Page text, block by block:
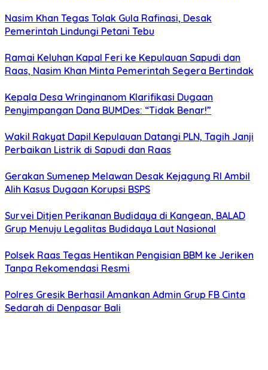
Nasim Khan Tegas Tolak Gula Rafinasi, Desak
Pemerintah Lindungi Petani Tebu
Ramai Keluhan Kapal Feri ke Kepulauan Sapudi dan
Raas, Nasim Khan Minta Pemerintah Segera Bertindak
Kepala Desa Wringinanom Klarifikasi Dugaan
Penyimpangan Dana BUMDes: “Tidak Benar!”
Wakil Rakyat Dapil Kepulauan Datangi PLN, Tagih Janji
Perbaikan Listrik di Sapudi dan Raas
Gerakan Sumenep Melawan Desak Kejagung RI Ambil
Alih Kasus Dugaan Korupsi BSPS
Survei Ditjen Perikanan Budidaya di Kangean, BALAD
Grup Menuju Legalitas Budidaya Laut Nasional
Polsek Raas Tegas Hentikan Pengisian BBM ke Jeriken
Tanpa Rekomendasi Resmi
Polres Gresik Berhasil Amankan Admin Grup FB Cinta
Sedarah di Denpasar Bali